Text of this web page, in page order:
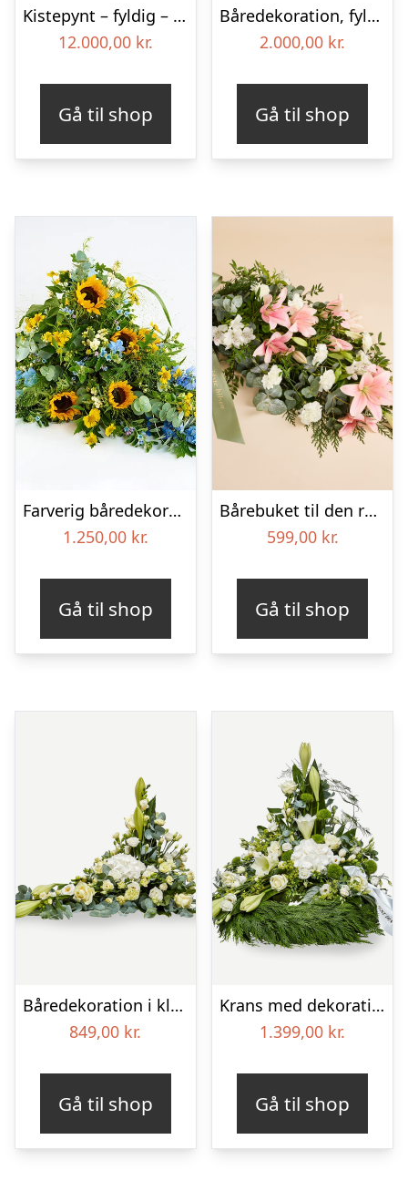
Kistepynt – fyldig – Blomster til begravelse
12.000,00 kr.
Gå til shop
Båredekoration, fyldig – Blomster til begravelse
2.000,00 kr.
Gå til shop
Farverig båredekoration i gul og blå – Blomster til begravelse
1.250,00 kr.
Gå til shop
Bårebuket til den rolige afsked med bånd
599,00 kr.
Gå til shop
Båredekoration i klassisk stil – creme
849,00 kr.
Gå til shop
Krans med dekoration i klassisk stil og bånd creme
1.399,00 kr.
Gå til shop